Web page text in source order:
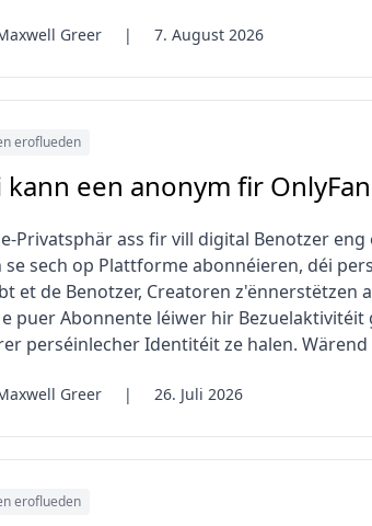
Greer | 7. August 2026
eroflueden
kann een anonym fir
Privatsphär ass fir vill digital Benotzer
se sech op Plattforme abonnéieren, déi
et de Benotzer, Creatoren z'ënnerstëtzen
puer Abonnente léiwer hir
perséinlecher Identitéit ze halen.
Greer | 26. Juli 2026
eroflueden